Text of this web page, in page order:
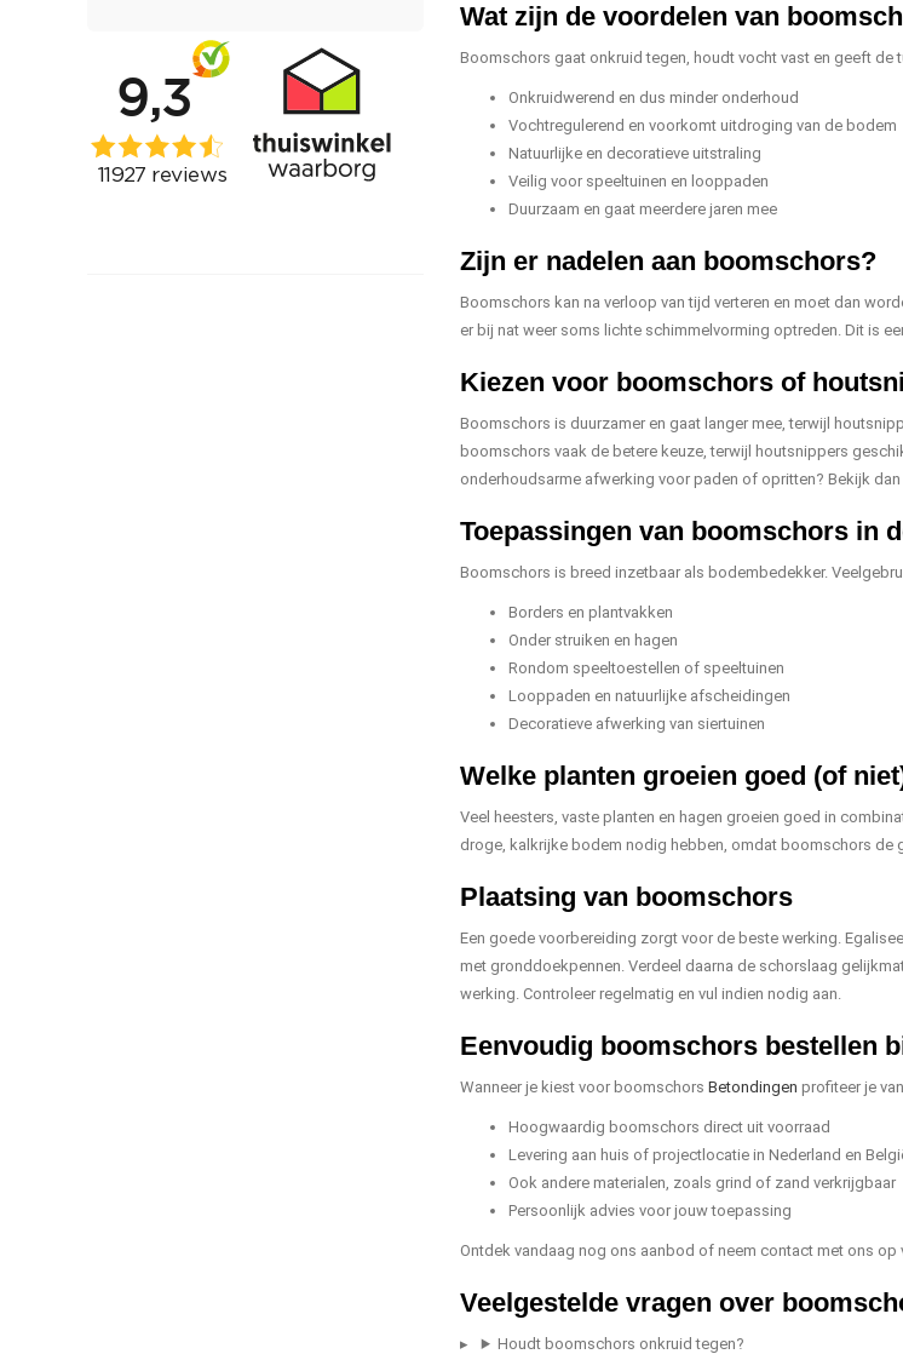
Wat zijn de voordelen van
Boomschors gaat onkruid tegen, houdt vocht vast en geeft de
Onkruidwerend en dus minder onderhoud
Vochtregulerend en voorkomt uitdroging van de bodem
Natuurlijke en decoratieve uitstraling
Veilig voor speeltuinen en looppaden
Duurzaam en gaat meerdere jaren mee
Zijn er nadelen aan boomschors?
Boomschors kan na verloop van tijd verteren en moet dan
er bij nat weer soms lichte schimmelvorming optreden. Dit is
Kiezen voor boomschors of
Boomschors is duurzamer en gaat langer mee, terwijl
boomschors vaak de betere keuze, terwijl houtsnippers
onderhoudsarme afwerking voor paden of opritten? Bekijk
Toepassingen van boomschors in
Boomschors is breed inzetbaar als bodembedekker.
Borders en plantvakken
Onder struiken en hagen
Rondom speeltoestellen of speeltuinen
Looppaden en natuurlijke afscheidingen
Decoratieve afwerking van siertuinen
Welke planten groeien goed (of
Veel heesters, vaste planten en hagen groeien goed in
droge, kalkrijke bodem nodig hebben, omdat boomschors de
Plaatsing van boomschors
Een goede voorbereiding zorgt voor de beste werking.
met gronddoekpennen. Verdeel daarna de schorslaag
werking. Controleer regelmatig en vul indien nodig aan.
Eenvoudig boomschors bestellen
Wanneer je kiest voor boomschors Betondingen profiteer je
Hoogwaardig boomschors direct uit voorraad
Levering aan huis of projectlocatie in Nederland en
Ook andere materialen, zoals grind of zand verkrijgbaar
Persoonlijk advies voor jouw toepassing
Ontdek vandaag nog ons aanbod of neem contact met ons op
Veelgestelde vragen over
Houdt boomschors onkruid tegen?